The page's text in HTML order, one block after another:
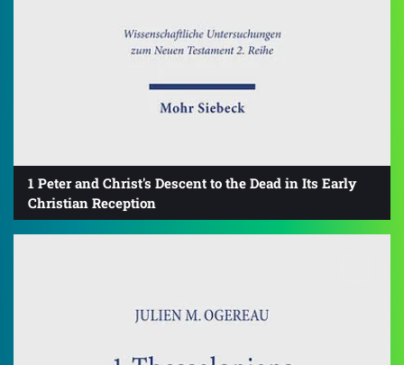
1 Peter and Christ's Descent to the Dead in Its Early
Christian Reception